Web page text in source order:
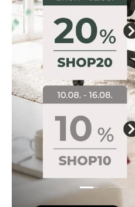
Indlæs